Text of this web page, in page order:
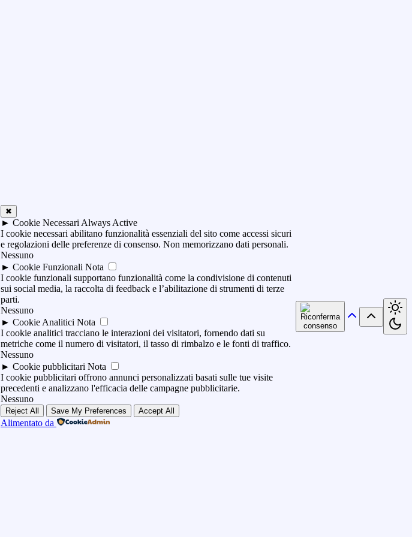
✖
► Cookie Necessari Always Active
I cookie necessari abilitano funzionalità essenziali del sito come accessi sicuri
e regolazioni delle preferenze di consenso. Non memorizzano dati personali.
Nessuno
► Cookie Funzionali Nota
I cookie funzionali supportano funzionalità come la condivisione di contenuti
sui social media, la raccolta di feedback e l’abilitazione di strumenti di terze
parti.
Nessuno
► Cookie Analitici Nota
I cookie analitici tracciano le interazioni dei visitatori, fornendo dati su
metriche come il numero di visitatori, il tasso di rimbalzo e le fonti di traffico.
Nessuno
► Cookie pubblicitari Nota
I cookie pubblicitari offrono annunci personalizzati basati sulle tue visite
precedenti e analizzano l'efficacia delle campagne pubblicitarie.
Nessuno
Reject All Save My Preferences Accept All
Alimentato da